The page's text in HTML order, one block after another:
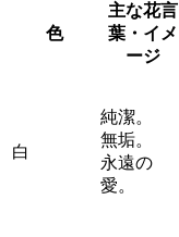
色
主な花言
葉・イメ
ージ
白
純潔。
無垢。
永遠の
愛。